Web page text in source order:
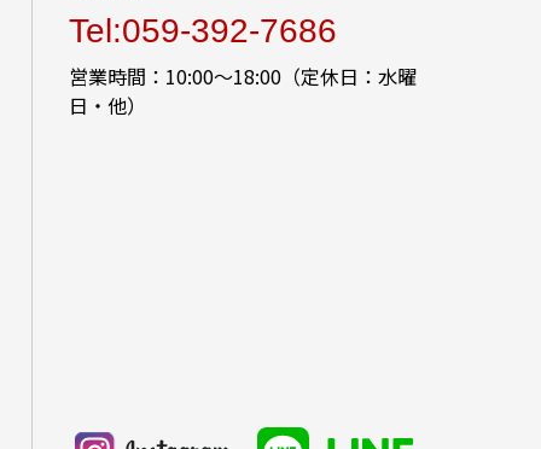
Tel:059-392-7686
営業時間：10:00～18:00（定休日：水曜
日・他）